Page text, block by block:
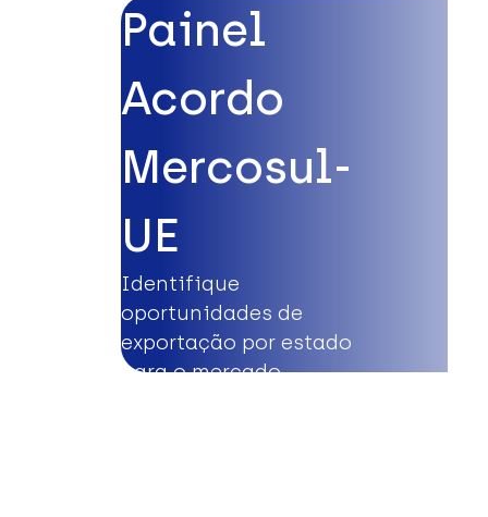
Painel
Acordo
Mercosul-
UE
Identifique
oportunidades de
exportação por estado
para o mercado